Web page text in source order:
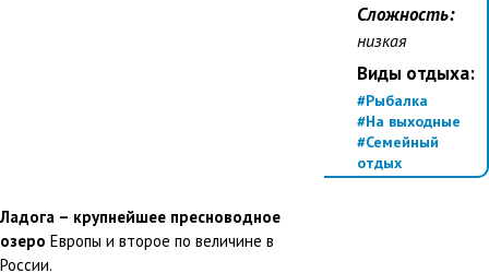
Сложность:
низкая
Виды отдыха:
#Рыбалка
#На выходные
#Семейный
отдых
#Активный
Ладога – крупнейшее пресноводное
озеро Европы и второе по величине в
России.